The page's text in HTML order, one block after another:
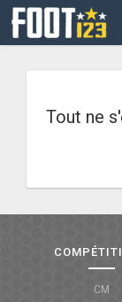
CM
Tout ne
CM